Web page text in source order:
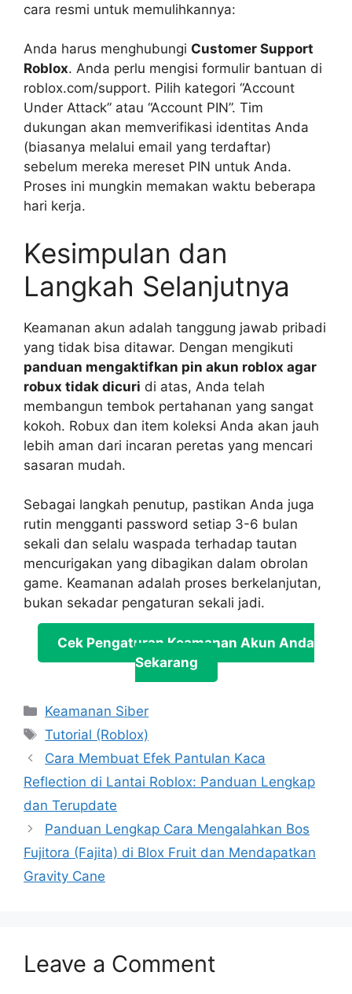
cara resmi untuk memulihkannya:
Anda harus menghubungi Customer Support
Roblox. Anda perlu mengisi formulir bantuan di
roblox.com/support. Pilih kategori “Account
Under Attack” atau “Account PIN”. Tim
dukungan akan memverifikasi identitas Anda
(biasanya melalui email yang terdaftar)
sebelum mereka mereset PIN untuk Anda.
Proses ini mungkin memakan waktu beberapa
hari kerja.
Kesimpulan dan
Langkah Selanjutnya
Keamanan akun adalah tanggung jawab pribadi
yang tidak bisa ditawar. Dengan mengikuti
panduan mengaktifkan pin akun roblox agar
robux tidak dicuri di atas, Anda telah
membangun tembok pertahanan yang sangat
kokoh. Robux dan item koleksi Anda akan jauh
lebih aman dari incaran peretas yang mencari
sasaran mudah.
Sebagai langkah penutup, pastikan Anda juga
rutin mengganti password setiap 3-6 bulan
sekali dan selalu waspada terhadap tautan
mencurigakan yang dibagikan dalam obrolan
game. Keamanan adalah proses berkelanjutan,
bukan sekadar pengaturan sekali jadi.
Cek Pengaturan Keamanan Akun Anda
Sekarang
Categories
Keamanan Siber
Tags
Tutorial (Roblox)
Cara Membuat Efek Pantulan Kaca
Reflection di Lantai Roblox: Panduan Lengkap
dan Terupdate
Panduan Lengkap Cara Mengalahkan Bos
Fujitora (Fajita) di Blox Fruit dan Mendapatkan
Gravity Cane
Leave a Comment